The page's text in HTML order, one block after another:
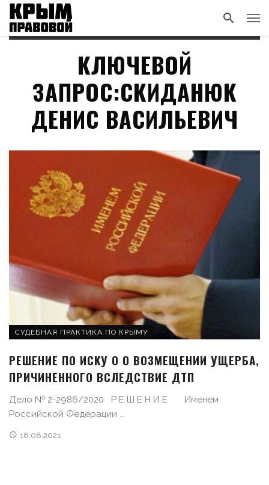
КЛЮЧЕВОЙ
ЗАПРОС:СКИДАНЮК
ДЕНИС ВАСИЛЬЕВИЧ
СУДЕБНАЯ ПРАКТИКА ПО КРЫМУ
РЕШЕНИЕ ПО ИСКУ О О ВОЗМЕЩЕНИИ УЩЕРБА,
ПРИЧИНЕННОГО ВСЛЕДСТВИЕ ДТП
Дело № 2-2986/2020 Р Е Ш Е Н И Е Именем
Российской Федерации ...
18.08.2021